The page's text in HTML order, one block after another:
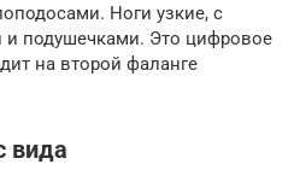
Ноги узкие, с
подушечками. Это цифровое
на второй фаланге
вида